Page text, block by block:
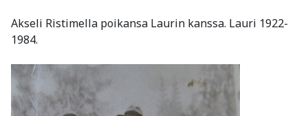
Akseli Ristimella poikansa Laurin kanssa. Lauri 1922-
1984.